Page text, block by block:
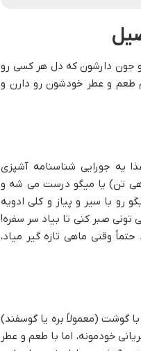
و جون دارشون که دل هر کسی رو
طعم و عطر خودشون رو دارن و
یه جورایی شناسنامه آشپزی
تن) یا میگو درست می شه و
با سیر و پیاز و کلی ادویه
صبر کنی تا بیاد سر سفره!
وقتی ماهی تازه گیر میاد،
گوشت (معمولاً بره یا گوسفند)
خودمونه، اما با طعم و عطر